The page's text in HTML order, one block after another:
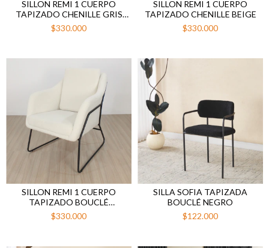
SILLON REMI 1 CUERPO
TAPIZADO CHENILLE GRIS
CLARO
$330.000
SILLON REMI 1 CUERPO
TAPIZADO CHENILLE BEIGE
$330.000
SILLON REMI 1 CUERPO
TAPIZADO BOUCLÉ
OFFWHITE
$330.000
SILLA SOFIA TAPIZADA
BOUCLÉ NEGRO
$122.000